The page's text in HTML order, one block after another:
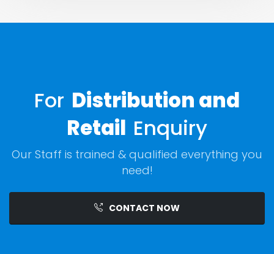
For Distribution and
Retail Enquiry
Our Staff is trained & qualified everything you
need!
CONTACT NOW